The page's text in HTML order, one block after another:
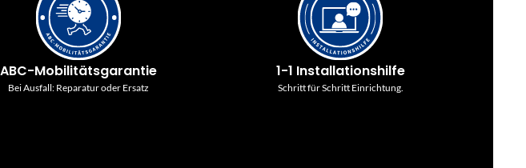
ABC-Mobilitätsgarantie
Bei Ausfall: Reparatur oder Ersatz
1-1 Installationshilfe
Schritt für Schritt Einrichtung.